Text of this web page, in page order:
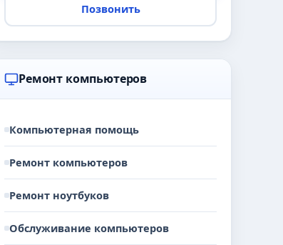
Позвонить
Ремонт компьютеров
Компьютерная помощь
Ремонт компьютеров
Ремонт ноутбуков
Обслуживание компьютеров